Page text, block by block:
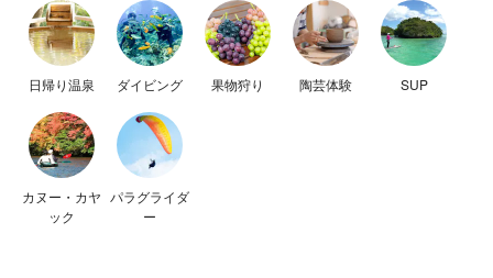
日帰り温泉 ダイビング 果物狩り 陶芸体験 SUP
カヌー・カヤ
ック
パラグライダ
ー